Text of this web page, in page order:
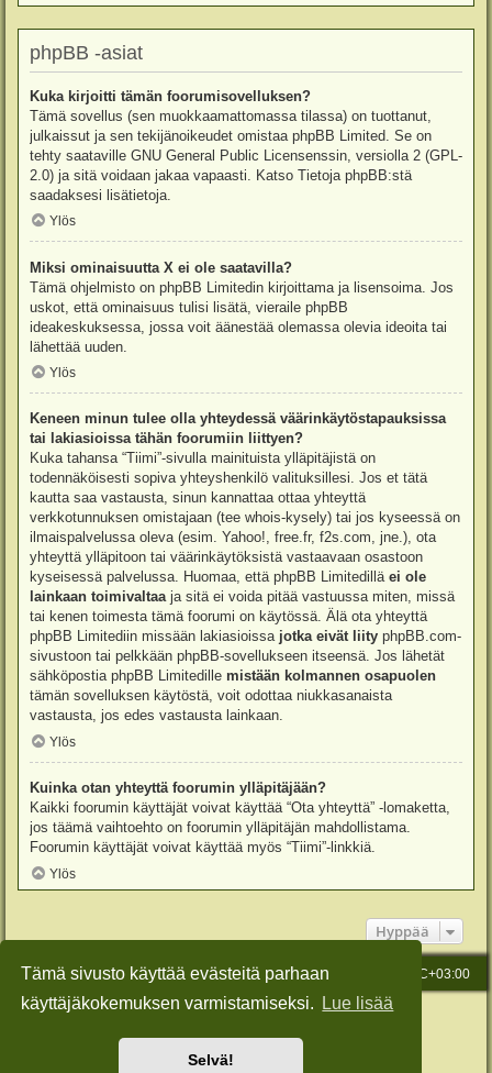
Tämä sivusto käyttää evästeitä parhaan
käyttäjäkokemuksen varmistamiseksi.
Lue lisää
Selvä!
phpBB -asiat
Kuka kirjoitti tämän foorumisovelluksen?
Tämä sovellus (sen muokkaamattomassa tilassa) on tuottanut,
julkaissut ja sen tekijänoikeudet omistaa phpBB Limited . Se on
tehty saataville GNU General Public Licensenssin, versiolla 2 (GPL-
2.0) ja sitä voidaan jakaa vapaasti. Katso Tietoja phpBB:stä
saadaksesi lisätietoja.
Ylös
Miksi ominaisuutta X ei ole saatavilla?
Tämä ohjelmisto on phpBB Limitedin kirjoittama ja lisensoima. Jos
uskot, että ominaisuus tulisi lisätä, vieraile phpBB
ideakeskuksessa , jossa voit äänestää olemassa olevia ideoita tai
lähettää uuden.
Ylös
Keneen minun tulee olla yhteydessä väärinkäytöstapauksissa
tai lakiasioissa tähän foorumiin liittyen?
Kuka tahansa “Tiimi”-sivulla mainituista ylläpitäjistä on
todennäköisesti sopiva yhteyshenkilö valituksillesi. Jos et tätä
kautta saa vastausta, sinun kannattaa ottaa yhteyttä
verkkotunnuksen omistajaan (tee whois-kysely) tai jos kyseessä on
ilmaispalvelussa oleva (esim. Yahoo!, free.fr, f2s.com, jne.), ota
yhteyttä ylläpitoon tai väärinkäytöksistä vastaavaan osastoon
kyseisessä palvelussa. Huomaa, että phpBB Limitedillä ei ole
lainkaan toimivaltaaja sitä ei voida pitää vastuussa miten, missä
tai kenen toimesta tämä foorumi on käytössä. Älä ota yhteyttä
phpBB Limitediin missään lakiasioissa jotka eivät liity phpBB.com-
sivustoon tai pelkkään phpBB-sovellukseen itseensä. Jos lähetät
sähköpostia phpBB Limitedille mistään kolmannen osapuolen
tämän sovelluksen käytöstä, voit odottaa niukkasanaista
vastausta, jos edes vastausta lainkaan.
Ylös
Kuinka otan yhteyttä foorumin ylläpitäjään?
Kaikki foorumin käyttäjät voivat käyttää “Ota yhteyttä” -lomaketta,
jos täämä vaihtoehto on foorumin ylläpitäjän mahdollistama.
Foorumin käyttäjät voivat käyttää myös “Tiimi”-linkkiä.
Ylös
Hyppää
Etusivu Kaikki ajat ovat UTC+03:00
Viesti Ylläpidolle
Keskustelufoorumin ohjelmistophpBB® Forum Software © phpBB Limited